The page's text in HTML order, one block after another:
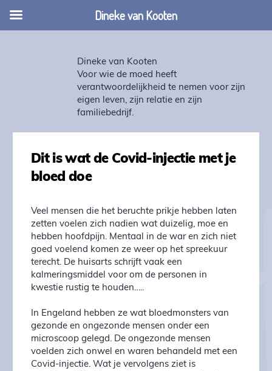
Dineke van Kooten
Voor wie de moed heeft
verantwoordelijkheid te nemen voor zijn
eigen leven, zijn relatie en zijn
familiebedrijf.
Dit is wat de Covid-injectie met je
bloed doe
Veel mensen die het beruchte prikje hebben laten
zetten voelen zich nadien wat duizelig, moe en
hebben hoofdpijn. Mentaal in de war en zich niet
goed voelend komen ze weer op het spreekuur
terecht. De huisarts schrijft vaak een
kalmeringsmiddel voor om de personen in
kwestie rustig te houden…..
In Engeland hebben ze wat bloedmonsters van
gezonde en ongezonde mensen onder een
microscoop gelegd. De ongezonde mensen
voelden zich onwel en waren behandeld met een
Covid-injectie. Wat je vervolgens ziet is
Dineke van Kooten